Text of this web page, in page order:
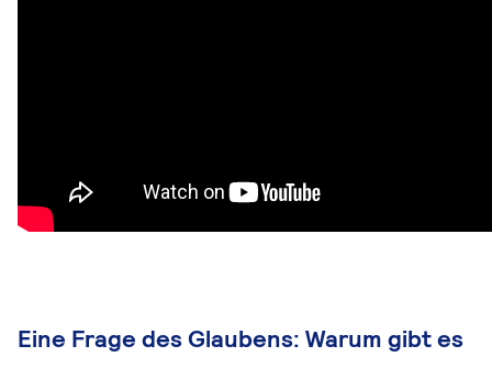
Eine Frage des Glaubens: Warum gibt es